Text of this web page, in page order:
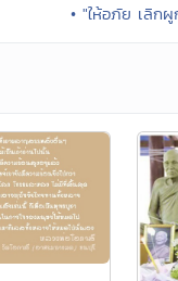
• "ให้อภัย เลิก